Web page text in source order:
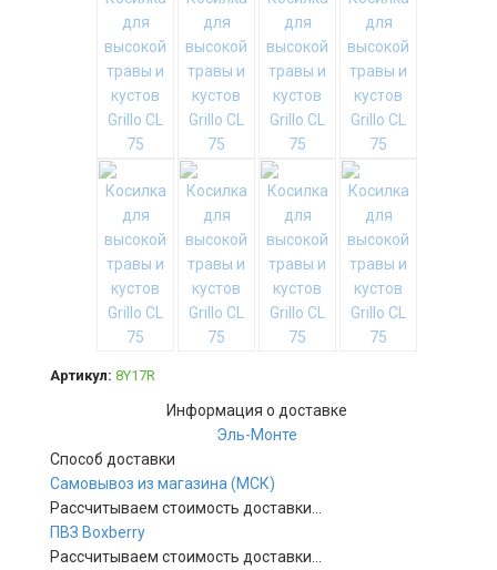
Артикул: 8Y17R
Информация о доставке
Эль-Монте
Способ доставки
Самовывоз из магазина (МСК)
Рассчитываем стоимость доставки...
ПВЗ Boxberry
Рассчитываем стоимость доставки...